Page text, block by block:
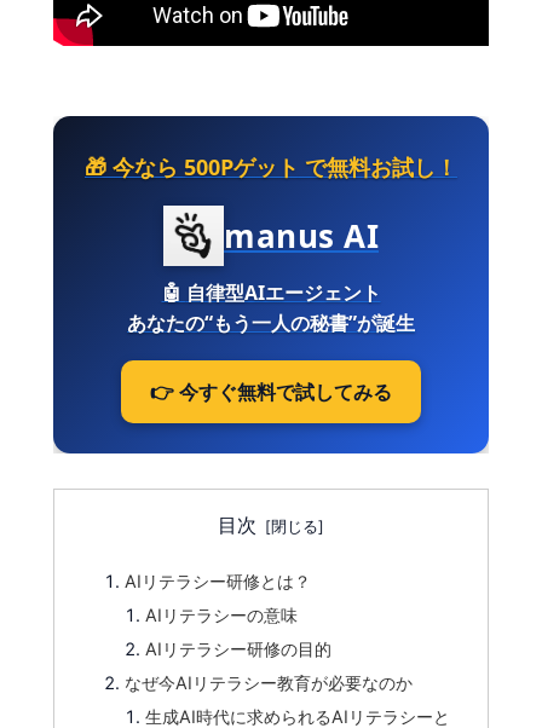
🎁 今なら 500Pゲット で無料お試し！
manus AI
🤖 自律型AIエージェント
あなたの“もう一人の秘書”が誕生
👉 今すぐ無料で試してみる
目次
AIリテラシー研修とは？
AIリテラシーの意味
AIリテラシー研修の目的
なぜ今AIリテラシー教育が必要なのか
生成AI時代に求められるAIリテラシーと